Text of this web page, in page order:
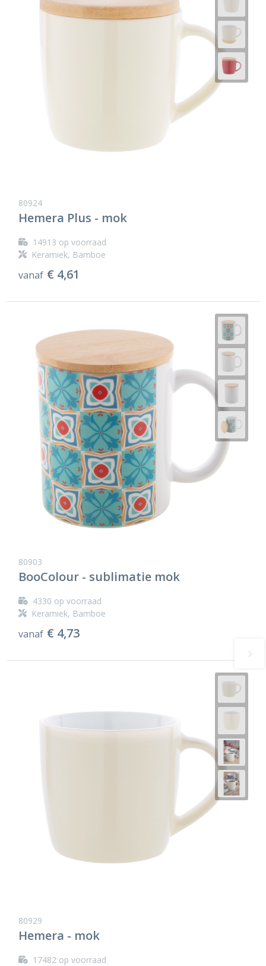
80924
Hemera Plus - mok
14913 op voorraad
Keramiek, Bamboe
vanaf € 4,61
80903
BooColour - sublimatie mok
4330 op voorraad
Keramiek, Bamboe
vanaf € 4,73
80929
Hemera - mok
17482op voorraad